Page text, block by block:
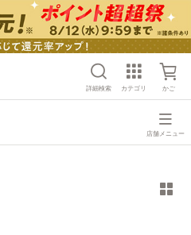
詳細検索 カテゴリ かご
店舗メニュー